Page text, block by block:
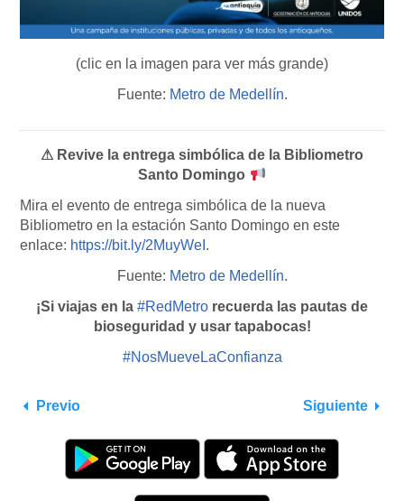
(clic en la imagen para ver más grande)
Fuente: Metro de Medellín.
⚠ Revive la entrega simbólica de la Bibliometro
Santo Domingo
Mira el evento de entrega simbólica de la nueva
Bibliometro en la estación Santo Domingo en este
enlace: https://bit.ly/2MuyWeI .
Fuente: Metro de Medellín.
¡Si viajas en la #RedMetro recuerda las pautas de
bioseguridad y usar tapabocas!
#NosMueveLaConfianza
Previo Siguiente